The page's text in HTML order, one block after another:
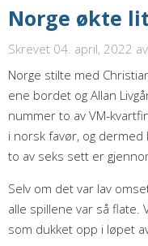
Norge økte
Skrevet 04. april, 2022
Norge stilte med
ene bordet og Allan
nummer to av VM-
i norsk favør, og
to av seks sett er
Selv om det var lav
alle spillene var så flate.
som dukket opp i løpet